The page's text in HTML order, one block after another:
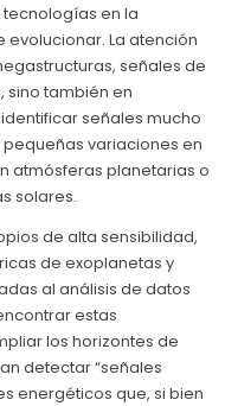
en la
La atención
señales de
sino también en
señales mucho
variaciones en
atmósferas planetarias o
solares.
de alta sensibilidad,
de exoplanetas y
al análisis de datos
estas
los horizontes de
detectar “señales
energéticos que, si bien